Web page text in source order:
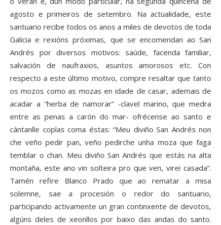
agosto e primeiros de setembro. Na actualidade, este
santuario recibe todos os anos a miles de devotos de toda
Galicia e rexións próximas, que se encomendan ao San
Andrés por diversos motivos: saúde, facenda familiar,
salvación de naufraxios, asuntos amorosos etc. Con
respecto a este último motivo, compre resaltar que tanto
os mozos como as mozas en idade de casar, ademais de
acadar a “herba de namorar” -clavel marino, que medra
entre as penas a carón do mar- ofrécense ao santo e
cántanlle coplas coma éstas: “Meu diviño San Andrés non
che veño pedir pan, veño pedirche unha moza que faga
temblar o chan. Meu diviño San Andrés que estás na alta
montaña, este ano vin solteira pro que ven, virei casada”.
Tamén refire Blanco Prado que ao rematar a misa
solemne, sae a procesión o redor do santuario,
participando activamente un gran continxente de devotos,
algúns deles de xeonllos por baixo das andas do santo.